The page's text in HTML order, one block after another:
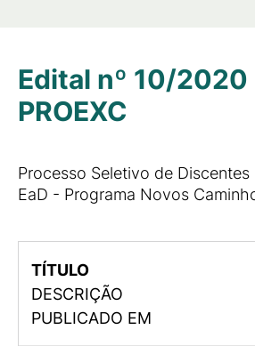
Edital nº 10/2020
PROEXC
Processo Seletivo de Discentes
EaD - Programa Novos
TÍTULO
DESCRIÇÃO
PUBLICADO EM